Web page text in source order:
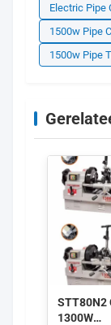
Electric Pipe
1500w Pipe
1500w Pipe
STT80N2
1300W